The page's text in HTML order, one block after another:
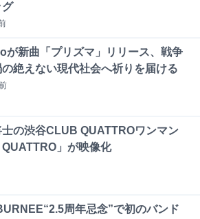
グ
が新曲「プリズマ」リリース、戦争
絶えない現代社会へ祈りを届ける
の渋谷CLUB QUATTROワンマン
QUATTRO」が映像化
周年忌念”で初のバンド